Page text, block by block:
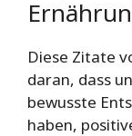
Diese Zitate
daran, dass
bewusste
haben,